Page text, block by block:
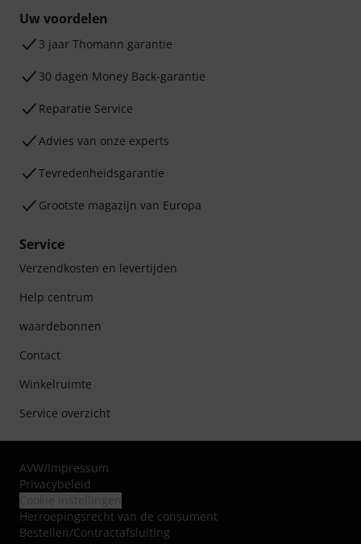
Uw voordelen
3 jaar Thomann garantie
30 dagen Money Back-garantie
Reparatie Service
Advies van onze experts
Tevredenheidsgarantie
Grootste magazijn van Europa
Service
Verzendkosten en levertijden
Help centrum
waardebonnen
Contact
Winkelruimte
Service overzicht
AVW/Impressum
Privacybeleid
Herroepingsrecht van de consument
Bestellen/Contractafsluiting